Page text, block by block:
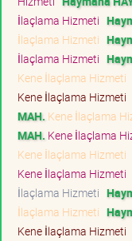
İlaçlama Hizmeti
İlaçlama Hizmeti
İlaçlama Hizmeti
Kene İlaçlama Hizmeti
Kene İlaçlama Hizmeti
MAH. Kene İlaçlama
MAH. Kene İlaçlama
Kene İlaçlama Hizmeti
Kene İlaçlama Hizmeti
İlaçlama Hizmeti
İlaçlama Hizmeti
Kene İlaçlama Hizmeti